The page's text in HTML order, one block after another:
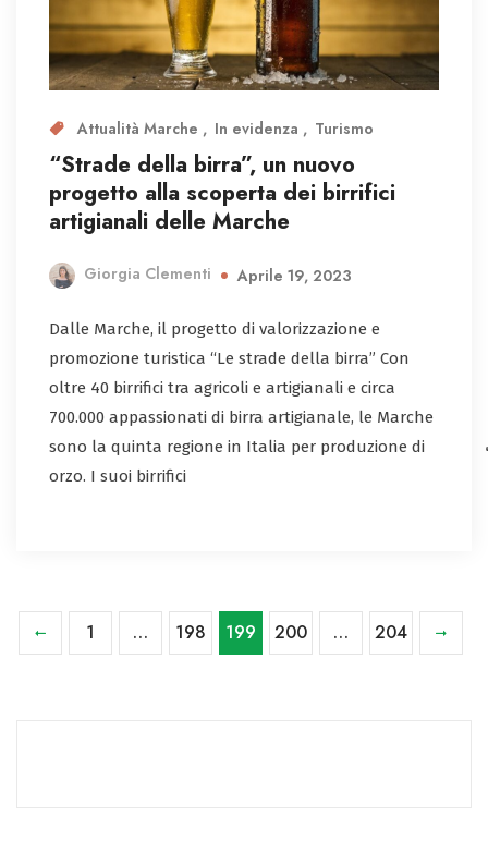
Attualità Marche In evidenza Turismo
“Strade della birra”, un nuovo
progetto alla scoperta dei birrifici
artigianali delle Marche
Giorgia Clementi Aprile 19, 2023
Dalle Marche, il progetto di valorizzazione e
promozione turistica “Le strade della birra” Con
oltre 40 birrifici tra agricoli e artigianali e circa
700.000 appassionati di birra artigianale, le Marche
sono la quinta regione in Italia per produzione di
orzo. I suoi birrifici
1 … 198 199 200 … 204